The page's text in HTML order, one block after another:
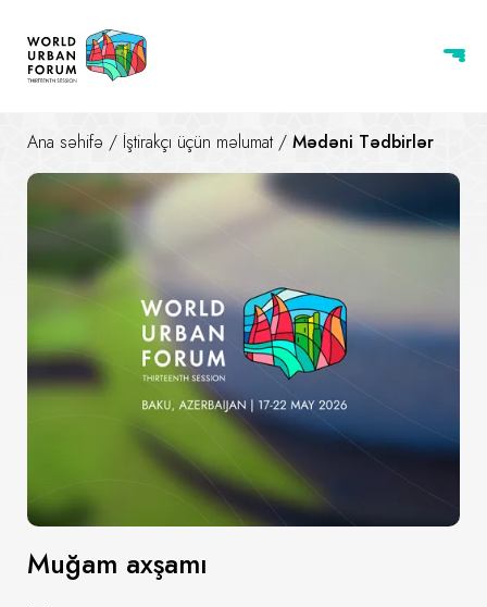
Ana səhifə / İştirakçı üçün məlumat/ Mədəni Tədbirlər
Muğam axşamı